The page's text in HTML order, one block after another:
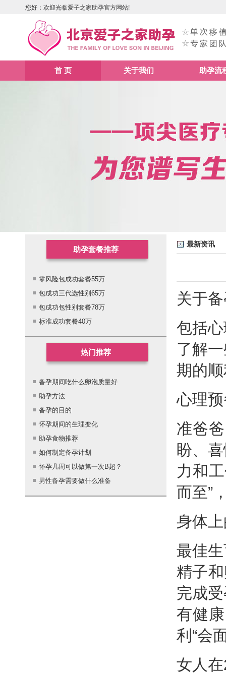
您好：欢迎光临爱子之家助孕官方网站!
首 页 关于我们 助孕流
最新资讯
关于
包括
了解
期的
心理
准爸爸
盼、
力和
而至”
身体
最佳
精子
完成
有健
利“会
女人
助孕套餐推荐
零风险包成功套餐55万
包成功三代选性别65万
包成功包性别套餐78万
标准成功套餐40万
热门推荐
备孕期间吃什么卵泡质量好
助孕方法
备孕的目的
怀孕期间的生理变化
助孕食物推荐
如何制定备孕计划
怀孕几周可以做第一次B超？
男性备孕需要做什么准备